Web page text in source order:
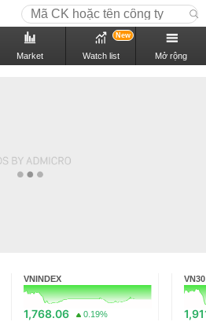
Market Watch list
New
Mở rộng
VNINDEX
1,768.06 0.19%
VN30